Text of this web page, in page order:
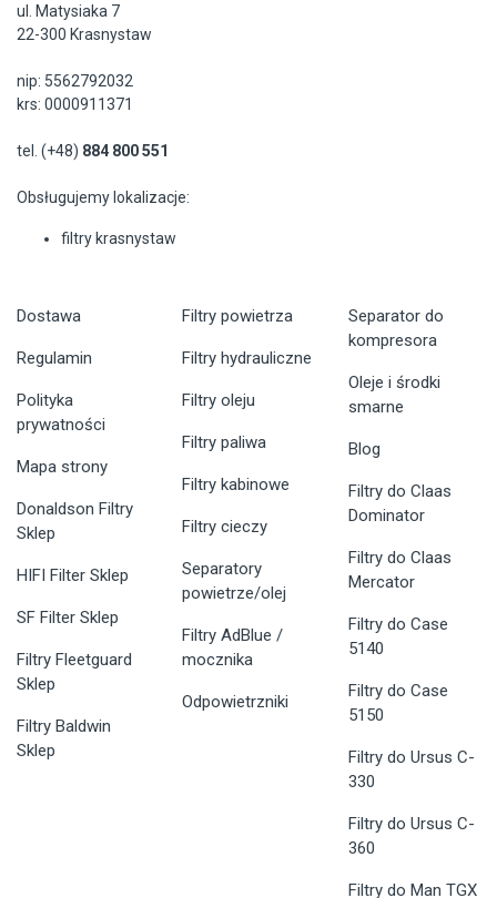
ul. Matysiaka 7
22-300 Krasnystaw
nip: 5562792032
krs: 0000911371
tel. (+48) 884 800 551
Obsługujemy lokalizacje:
filtry krasnystaw
Dostawa
Regulamin
Polityka
prywatności
Mapa strony
Donaldson Filtry
Sklep
HIFI Filter Sklep
SF Filter Sklep
Filtry Fleetguard
Sklep
Filtry Baldwin
Sklep
Filtry powietrza
Filtry hydrauliczne
Filtry oleju
Filtry paliwa
Filtry kabinowe
Filtry cieczy
Separatory
powietrze/olej
Filtry AdBlue /
mocznika
Odpowietrzniki
Separator do
kompresora
Oleje i środki
smarne
Blog
Filtry do Claas
Dominator
Filtry do Claas
Mercator
Filtry do Case
5140
Filtry do Case
5150
Filtry do Ursus C-
330
Filtry do Ursus C-
360
Filtry do Man TGX